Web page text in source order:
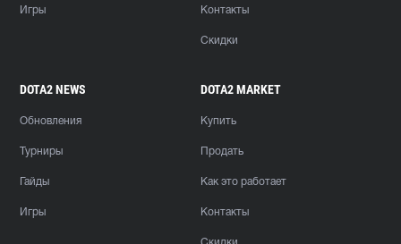
Игры Контакты
Скидки
DOTA2 NEWS
Обновления
Турниры
Гайды
Игры
DOTA2 MARKET
Купить
Продать
Как это работает
Контакты